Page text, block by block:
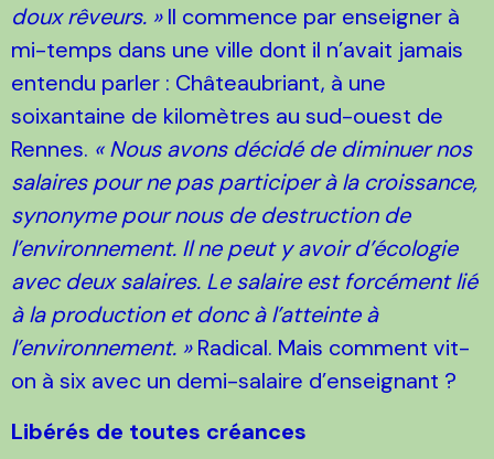
doux rêveurs. »Il commence par enseigner à
mi-temps dans une ville dont il n’avait jamais
entendu parler : Châteaubriant, à une
soixantaine de kilomètres au sud-ouest de
Rennes. « Nous avons décidé de diminuer nos
salaires pour ne pas participer à la croissance,
synonyme pour nous de destruction de
l’environnement. Il ne peut y avoir d’écologie
avec deux salaires. Le salaire est forcément lié
à la production et donc à l’atteinte à
l’environnement. »Radical. Mais comment vit-
on à six avec un demi-salaire d’enseignant ?
Libérés de toutes créances